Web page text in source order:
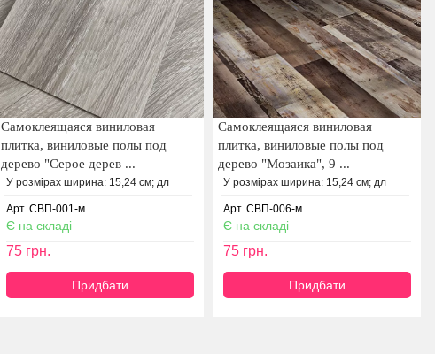
Самоклеящаяся виниловая
плитка, виниловые полы под
дерево "Серое дерев ...
У розмірах ширина: 15,24 см; дл
Арт. СВП-001-м
Є на складі
75 грн.
Придбати
Самоклеящаяся виниловая
плитка, виниловые полы под
дерево "Мозаика", 9 ...
У розмірах ширина: 15,24 см; дл
Арт. СВП-006-м
Є на складі
75 грн.
Придбати